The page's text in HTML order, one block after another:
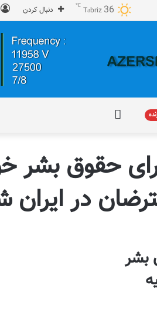
دنبال کردن Təbriz36
℃
حقوق بشر
در ایران
بشر